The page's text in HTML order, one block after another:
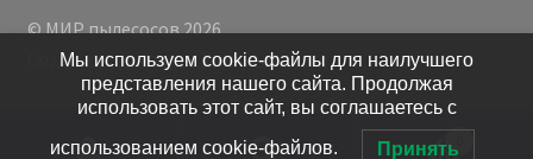
© МИР пылесосов 2026
Создано с помощью WooCommerce
Мы используем cookie-файлы для наилучшего
представления нашего сайта. Продолжая
использовать этот сайт, вы соглашаетесь с
использованием cookie-файлов. Принять